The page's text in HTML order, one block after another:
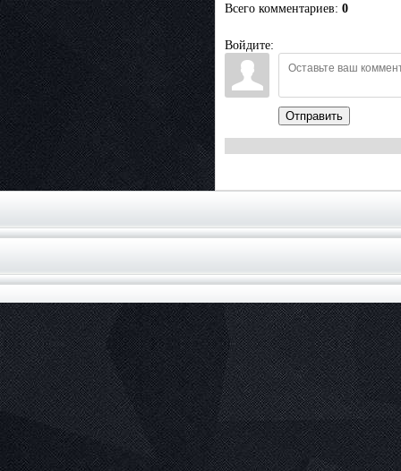
Всего комментариев: 0
Войдите:
Отправить